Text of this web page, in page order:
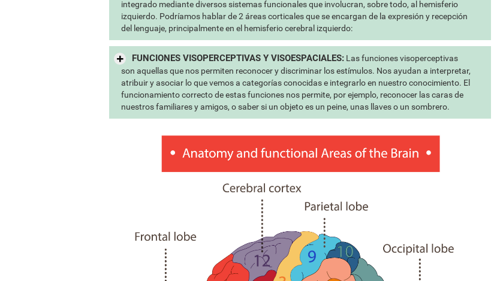
integrado mediante diversos sistemas funcionales que involucran, sobre todo, al hemisferio
izquierdo. Podríamos hablar de 2 áreas corticales que se encargan de la expresión y recepción
del lenguaje, principalmente en el hemisferio cerebral izquierdo:
FUNCIONES VISOPERCEPTIVAS Y VISOESPACIALES:Las funciones visoperceptivas
son aquellas que nos permiten reconocer y discriminar los estímulos. Nos ayudan a interpretar,
atribuir y asociar lo que vemos a categorías conocidas e integrarlo en nuestro conocimiento. El
funcionamiento correcto de estas funciones nos permite, por ejemplo, reconocer las caras de
nuestros familiares y amigos, o saber si un objeto es un peine, unas llaves o un sombrero.